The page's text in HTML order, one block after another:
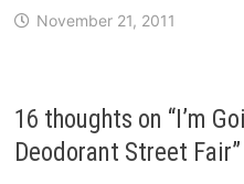
November 21, 2011
16 thoughts on “I’m
Deodorant Street Fair”